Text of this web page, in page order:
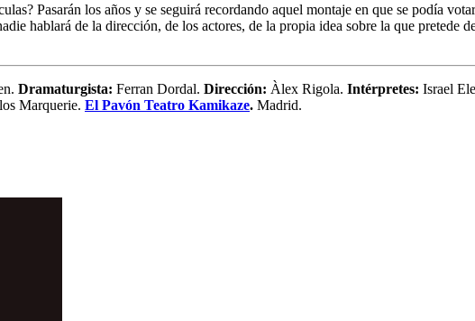
Pasarán los años y se seguirá recordando aquel montaje en que se podía
hablará de la dirección, de los actores, de la propia idea sobre la que pretede
Dramaturgista: Ferran Dordal. Dirección: Àlex Rigola. Intérpretes: Israel
Marquerie. El Pavón Teatro Kamikaze. Madrid.